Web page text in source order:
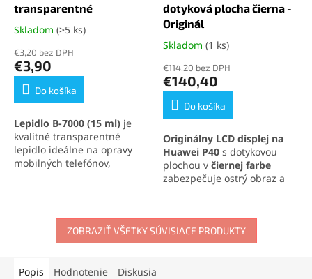
transparentné
Priemerné
produktu
je
5,0
hviezdičiek.
Skladom (>5 ks)
€3,20 bez DPH
€3,90
Do košíka
Lepidlo B-7000 (15 ml) je
kvalitné transparentné
lepidlo ideálne na opravy
mobilných telefónov,
odoláva otrasom, vode aj
oderu. Vďaka presnej
aplikačnej špičke sa
drobné súčiastky.
dotyková plocha čierna -
Originál
Priemerné
produktu
je
5,0
hviezdičiek.
Skladom (1 ks)
€114,20 bez DPH
€140,40
Do košíka
Originálny LCD displej na
Huawei P40 s dotykovou
plochou v čiernej farbe
zabezpečuje ostrý obraz a
výmenu a obnovu funkčnosti
telefónu.
ZOBRAZIŤ VŠETKY SÚVISIACE PRODUKTY
Popis Hodnotenie Diskusia